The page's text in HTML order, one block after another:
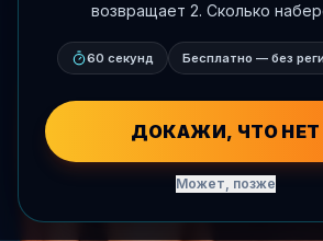
возвращает 2. Сколько
60 секунд Бесплатно — без
ДОКАЖИ, ЧТО НЕТ
Может, позже